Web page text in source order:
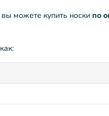
можете купить носки по